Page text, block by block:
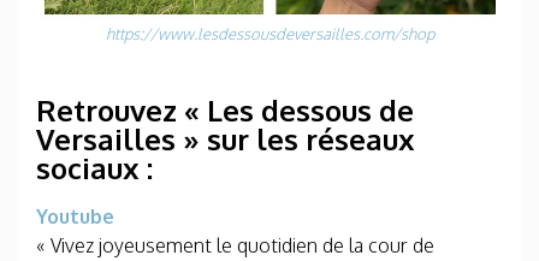
https://www.lesdessousdeversailles.com/shop
Retrouvez « Les dessous de
Versailles » sur les réseaux
sociaux :
Youtube
« Vivez joyeusement le quotidien de la cour de